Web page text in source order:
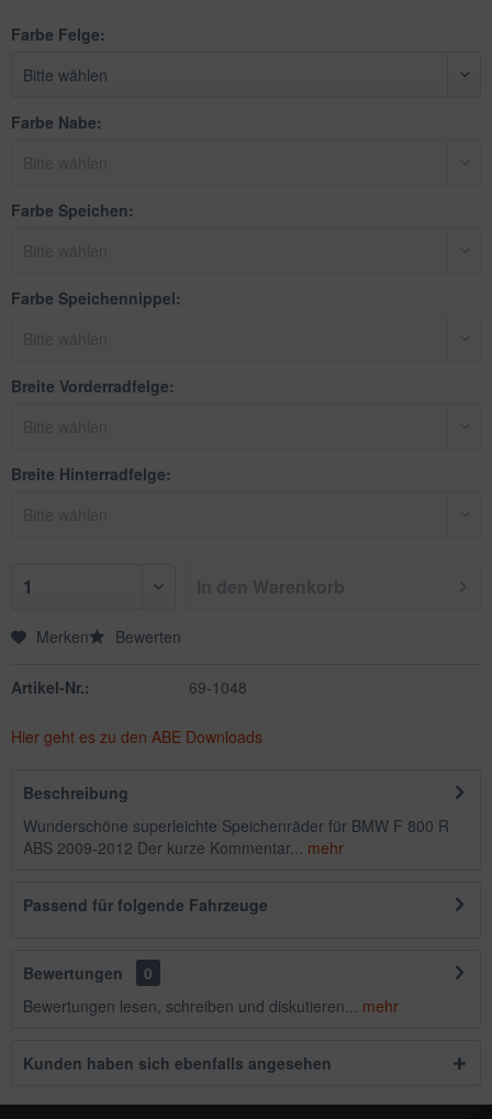
Farbe Felge:
Farbe Nabe:
Farbe Speichen:
Farbe Speichennippel:
Breite Vorderradfelge:
Breite Hinterradfelge:
Merken Bewerten
Artikel-Nr.: 69-1048
Hier geht es zu den ABE Downloads
Beschreibung
Wunderschöne superleichte Speichenräder für BMW F 800 R
ABS 2009-2012 Der kurze Kommentar... mehr
Passend für folgende Fahrzeuge
Bewertungen
0
Bewertungen lesen, schreiben und diskutieren... mehr
Kunden haben sich ebenfalls angesehen